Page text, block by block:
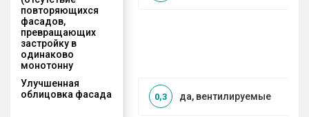
повторяющихся
фасадов,
превращающих
застройку в
одинаково
монотонну
Улучшенная
облицовка фасада
да, вентилируемые
0,3